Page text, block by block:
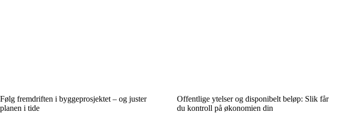
Følg fremdriften i byggeprosjektet – og juster
planen i tide
Offentlige ytelser og disponibelt beløp: Slik får
du kontroll på økonomien din